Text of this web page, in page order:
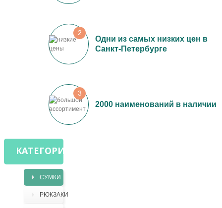
2
Одни из самых низких цен в
Санкт-Петербурге
3
2000 наименований в наличии
КАТЕГОРИИ
СУМКИ
РЮКЗАКИ